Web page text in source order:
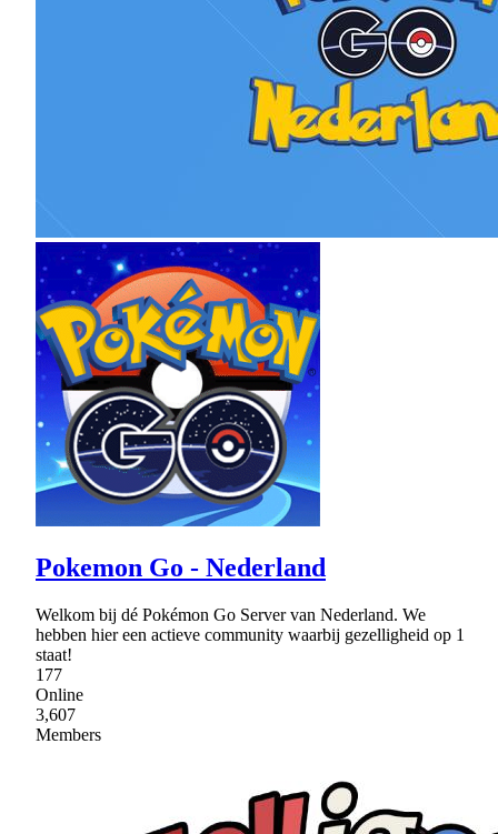
Pokemon Go - Nederland
Welkom bij dé Pokémon Go Server van Nederland. We
hebben hier een actieve community waarbij gezelligheid op 1
staat!
177
Online
3,607
Members